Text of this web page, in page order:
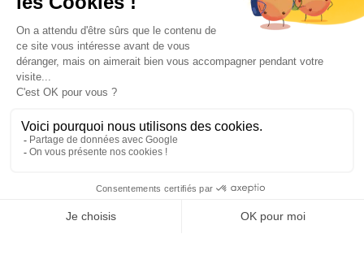
INFORMATIONS
NOS PARTENAIRES
HORAIRES D'OUVERTURE
Copyright © 2026 Kayman Offroad 4x4 - Tous droits réservés -